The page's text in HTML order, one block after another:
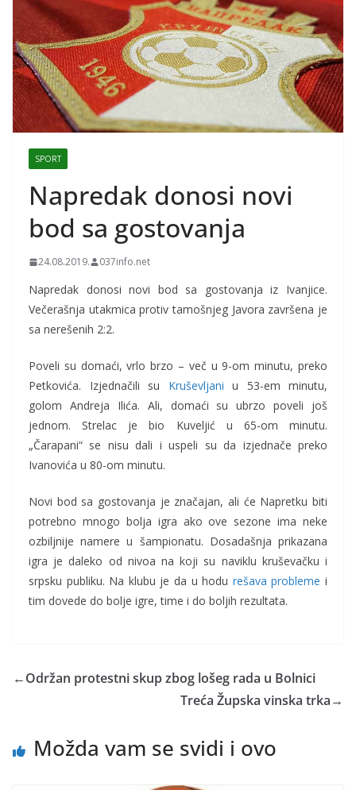
SPORT
Napredak donosi novi
bod sa gostovanja
24.08.2019. 037info.net
Napredak donosi novi bod sa gostovanja iz Ivanjice.
Večerašnja utakmica protiv tamošnjeg Javora završena je
sa nerešenih 2:2.
Poveli su domaći, vrlo brzo – več u 9-om minutu, preko
Petkovića. Izjednačili su Kruševljani u 53-em minutu,
golom Andreja Ilića. Ali, domaći su ubrzo poveli još
jednom. Strelac je bio Kuveljić u 65-om minutu.
„Čarapani“ se nisu dali i uspeli su da izjednače preko
Ivanovića u 80-om minutu.
Novi bod sa gostovanja je značajan, ali će Napretku biti
potrebno mnogo bolja igra ako ove sezone ima neke
ozbiljnije namere u šampionatu. Dosadašnja prikazana
igra je daleko od nivoa na koji su naviklu kruševačku i
srpsku publiku. Na klubu je da u hodu rešava probleme i
tim dovede do bolje igre, time i do boljih rezultata.
←Održan protestni skup zbog lošeg rada u Bolnici
Treća Župska vinska trka→
Možda vam se svidi i ovo